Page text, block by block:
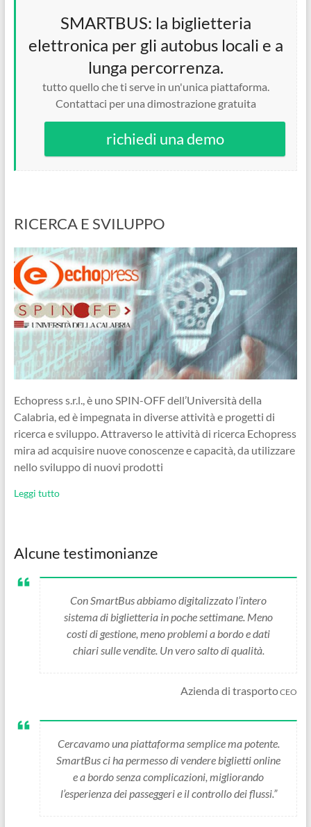
SMARTBUS: la biglietteria
elettronica per gli autobus locali e a
lunga percorrenza.
tutto quello che ti serve in un'unica piattaforma.
Contattaci per una dimostrazione gratuita
richiedi una demo
RICERCA E SVILUPPO
Echopress s.r.l., è uno SPIN-OFF dell’Università della
Calabria, ed è impegnata in diverse attività e progetti di
ricerca e sviluppo. Attraverso le attività di ricerca Echopress
mira ad acquisire nuove conoscenze e capacità, da utilizzare
nello sviluppo di nuovi prodotti
Leggi tutto
Alcune testimonianze
Con SmartBus abbiamo digitalizzato l’intero
sistema di biglietteria in poche settimane. Meno
costi di gestione, meno problemi a bordo e dati
chiari sulle vendite. Un vero salto di qualità.
Azienda di trasportoCEO
Cercavamo una piattaforma semplice ma potente.
SmartBus ci ha permesso di vendere biglietti online
e a bordo senza complicazioni, migliorando
l’esperienza dei passeggeri e il controllo dei flussi.”